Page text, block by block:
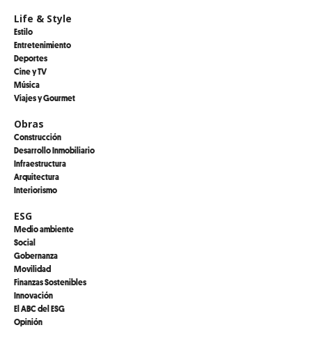
Life & Style
Estilo
Entretenimiento
Deportes
Cine y TV
Música
Viajes y Gourmet
Obras
Construcción
Desarrollo Inmobiliario
Infraestructura
Arquitectura
Interiorismo
ESG
Medio ambiente
Social
Gobernanza
Movilidad
Finanzas Sostenibles
Innovación
El ABC del ESG
Opinión